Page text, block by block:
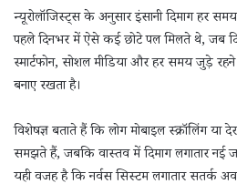
न्यूरोलॉजिस्ट्स के अनुसार इंसानी दिमाग हर
पहले दिनभर में ऐसे कई छोटे पल मिलते थे, जब
स्मार्टफोन, सोशल मीडिया और हर समय जुड़े रहने
बनाए रखता है।
विशेषज्ञ बताते हैं कि लोग मोबाइल स्क्रॉलिंग या
समझते हैं, जबकि वास्तव में दिमाग लगातार नई
यही वजह है कि नर्वस सिस्टम लगातार सतर्क